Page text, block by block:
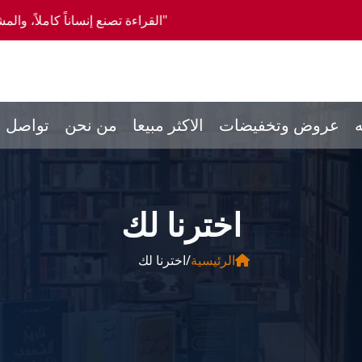
تصنع إنساناً كاملاً، والمشورة تصنع إنساناً مستعداً، والكتابة تصنع إنساناً
تواصل من نحن الاكثر مبيعا عروض وتخفيضات
اخترنا لك
الرئيسية/اخترنا لك